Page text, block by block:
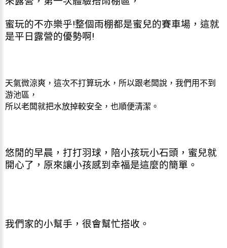
蜜玩的不亦樂乎!整個雨棚都是蜜兒的賽車場，這就
是平日露營的優勢啊!
天氣微涼爽，這次不打算玩水，所以跟老闆說，我們用不到
游池區，
所以老闆就把水放掉較安全，也順便清潔。
悠閒的早晨，打打羽球，陪小孩玩小石頭，蜜兒就
開心了，原來讓小孩感到幸福是這麼的簡單。
我們家的小幫手，很會幫忙搭收。